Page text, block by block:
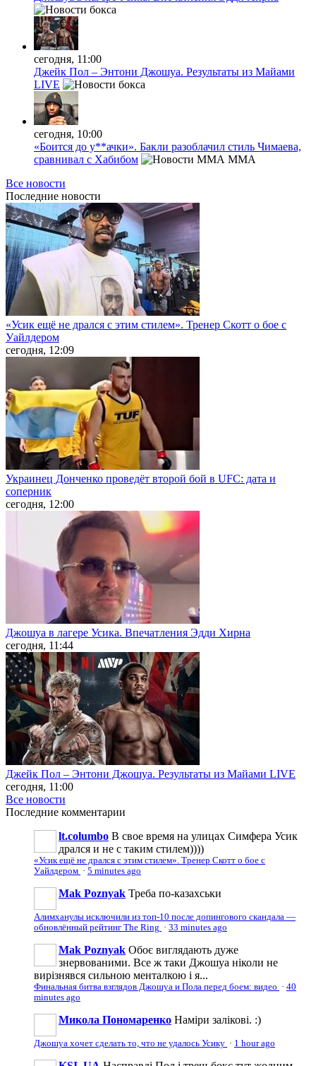
сегодня, 11:00
Джейк Пол – Энтони Джошуа. Результаты из Майами
LIVE
сегодня, 10:00
«Боится до у**ачки». Бакли разоблачил стиль Чимаева,
сравнивал с Хабибом
MMA
Все новости
Последние новости
«Усик ещё не дрался с этим стилем». Тренер Скотт о бое с
Уайлдером
сегодня, 12:09
Украинец Донченко проведёт второй бой в UFC: дата и
соперник
сегодня, 12:00
Джошуа в лагере Усика. Впечатления Эдди Хирна
сегодня, 11:44
Джейк Пол – Энтони Джошуа. Результаты из Майами LIVE
сегодня, 11:00
Все новости
Последние комментарии
lt.columbo В свое время на улицах Симфера Усик
дрался и не с таким стилем))))
«Усик ещё не дрался с этим стилем». Тренер Скотт о бое с
Уайлдером · 5 minutes ago
Mak Poznyak Треба по-казахськи
Алимханулы исключили из топ-10 после допингового скандала —
обновлённый рейтинг The Ring · 33 minutes ago
Mak Poznyak Обоє виглядають дуже
знервованими. Все ж таки Джошуа ніколи не
вирізнявся сильною менталкою і я...
Финальная битва взглядов Джошуа и Пола перед боем: видео · 40
minutes ago
Микола Пономаренко Наміри залікові. :)
Джошуа хочет сделать то, что не удалось Усику · 1 hour ago